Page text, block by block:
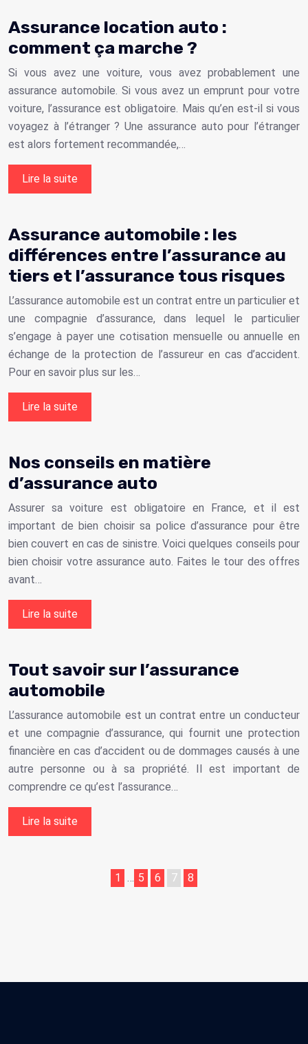
Assurance location auto :
comment ça marche ?
Si vous avez une voiture, vous avez probablement une
assurance automobile. Si vous avez un emprunt pour votre
voiture, l’assurance est obligatoire. Mais qu’en est-il si vous
voyagez à l’étranger ? Une assurance auto pour l’étranger
est alors fortement recommandée,…
Lire la suite
Assurance automobile : les
différences entre l’assurance au
tiers et l’assurance tous risques
L’assurance automobile est un contrat entre un particulier et
une compagnie d’assurance, dans lequel le particulier
s’engage à payer une cotisation mensuelle ou annuelle en
échange de la protection de l’assureur en cas d’accident.
Pour en savoir plus sur les…
Lire la suite
Nos conseils en matière
d’assurance auto
Assurer sa voiture est obligatoire en France, et il est
important de bien choisir sa police d’assurance pour être
bien couvert en cas de sinistre. Voici quelques conseils pour
bien choisir votre assurance auto. Faites le tour des offres
avant…
Lire la suite
Tout savoir sur l’assurance
automobile
L’assurance automobile est un contrat entre un conducteur
et une compagnie d’assurance, qui fournit une protection
financière en cas d’accident ou de dommages causés à une
autre personne ou à sa propriété. Il est important de
comprendre ce qu’est l’assurance…
Lire la suite
1 5 6 7 8